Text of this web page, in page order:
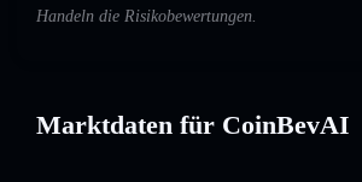
Handeln die Risikobewertungen.
Marktdaten für CoinBevAI